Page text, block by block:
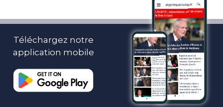
Téléchargez notre
application mobile